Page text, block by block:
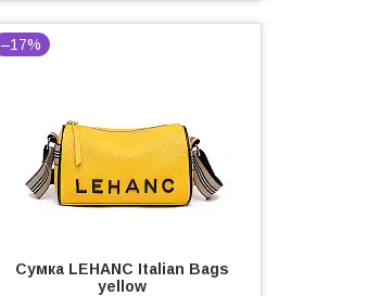
–17%
Сумка LEHANC Italian Bags
yellow